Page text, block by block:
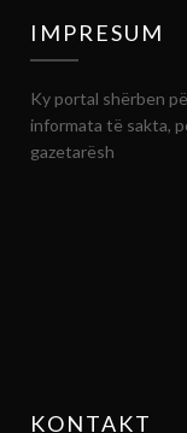
IMPRESUM
Ky portal shërben
informata të sakta,
gazetarësh
KONTAKT